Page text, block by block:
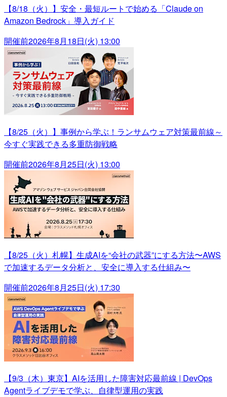
【8/18（火）】安全・最短ルートで始める「Claude on
Amazon Bedrock」導入ガイド
開催前2026年8月18日(火) 13:00
【8/25（火）】事例から学ぶ！ランサムウェア対策最前線～
今すぐ実践できる多重防御戦略
開催前2026年8月25日(火) 13:00
【8/25（火）札幌】生成AIを“会社の武器”にする方法〜AWS
で加速するデータ分析と、安全に導入する仕組み〜
開催前2026年8月25日(火) 17:30
【9/3（木）東京】AIを活用した障害対応最前線 | DevOps
Agentライブデモで学ぶ、自律型運用の実践